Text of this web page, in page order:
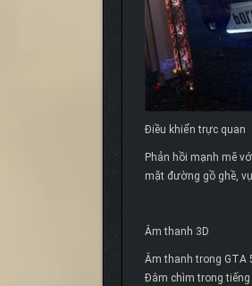
Điều khiển trực quan
Phản hồi mạnh mẽ
mặt đường gồ ghề,
Âm thanh 3D
Âm thanh trong GTA
Đắm chìm trong